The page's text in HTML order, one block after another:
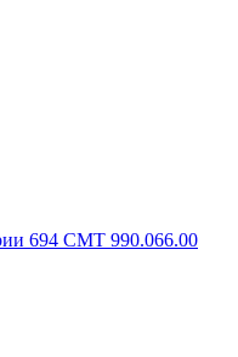
694 CMT 990.066.00